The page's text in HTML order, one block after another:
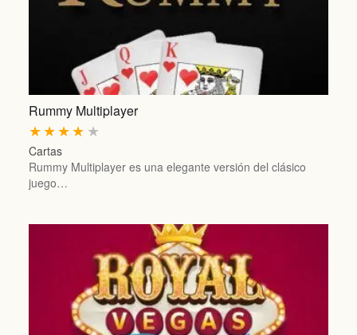
Rummy Multiplayer
★
★
★
★
★
Cartas
Rummy Multiplayer es una elegante versión del clásico
juego…